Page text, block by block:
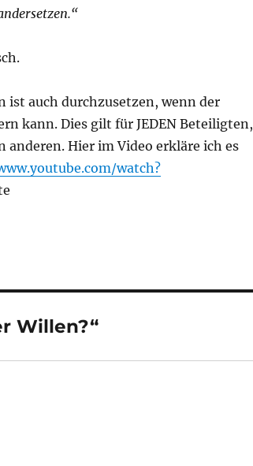
ist auch durchzusetzen, wenn der
kann. Dies gilt für JEDEN Beteiligten,
anderen. Hier im Video erkläre ich es
watch?
Willen?“